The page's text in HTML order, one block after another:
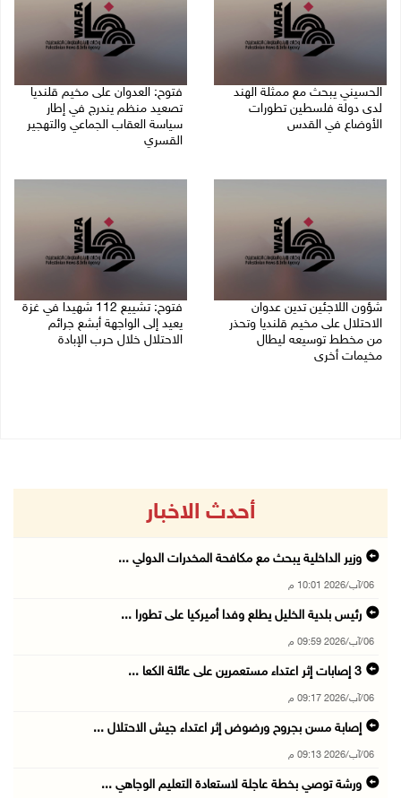
الحسيني يبحث مع ممثلة الهند
لدى دولة فلسطين تطورات
الأوضاع في القدس
فتوح: العدوان على مخيم قلنديا
تصعيد منظم يندرج في إطار
سياسة العقاب الجماعي والتهجير
القسري
شؤون اللاجئين تدين عدوان
الاحتلال على مخيم قلنديا وتحذر
من مخطط توسيعه ليطال
مخيمات أخرى
فتوح: تشييع 112 شهيدا في غزة
يعيد إلى الواجهة أبشع جرائم
الاحتلال خلال حرب الإبادة
أحدث الاخبار
وزير الداخلية يبحث مع مكافحة المخدرات الدولي ...
06/آب/2026 10:01 م
رئيس بلدية الخليل يطلع وفدا أميركيا على تطورا ...
06/آب/2026 09:59 م
06/آب/2026 09:17 م
إصابة مسن بجروح ورضوض إثر اعتداء جيش الاحتلال ...
06/آب/2026 09:13 م
ورشة توصي بخطة عاجلة لاستعادة التعليم الوجاهي ...